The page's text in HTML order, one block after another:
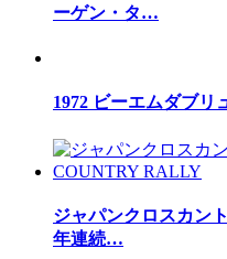
ーゲン・タ…
1972 ビーエムダブリ
ジャパンクロスカン
年連続…